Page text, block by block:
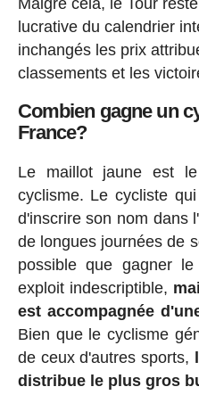
Malgré cela, le Tour
lucrative du calendrier
inchangés les prix
classements et les
Combien gagne un
France?
Le maillot jaune est
cyclisme. Le cycliste
d'inscrire son nom dans
de longues journées de
possible que gagner
exploit indescriptible,
est accompagnée
Bien que le cyclisme
de ceux d'autres sports,
distribue le plus gros